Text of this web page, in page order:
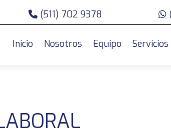
(511) 702 9378
Inicio Nosotros Equipo Servicios